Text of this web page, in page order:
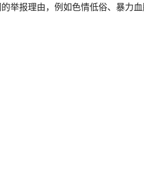
举报理由，例如色情低俗、暴力